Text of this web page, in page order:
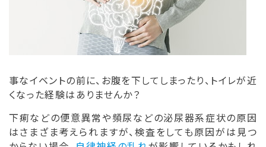
事なイベントの前に、お腹を下してしまったり、トイレが近
くなった経験はありませんか？
下痢などの便意異常や頻尿などの泌尿器系症状の原因
はさまざま考えられますが、検査をしても原因がは見つ